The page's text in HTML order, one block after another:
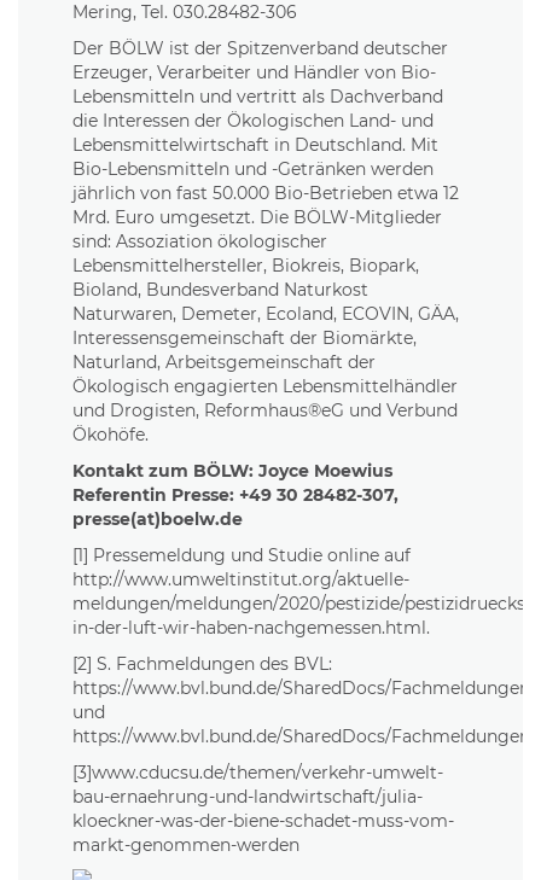
Mering, Tel. 030.28482-306
Der BÖLW ist der Spitzenverband deutscher
Erzeuger, Verarbeiter und Händler von Bio-
Lebensmitteln und vertritt als Dachverband
die Interessen der Ökologischen Land- und
Lebensmittelwirtschaft in Deutschland. Mit
Bio-Lebensmitteln und -Getränken werden
jährlich von fast 50.000 Bio-Betrieben etwa 12
Mrd. Euro umgesetzt. Die BÖLW-Mitglieder
sind: Assoziation ökologischer
Lebensmittelhersteller, Biokreis, Biopark,
Bioland, Bundesverband Naturkost
Naturwaren, Demeter, Ecoland, ECOVIN, GÄA,
Interessensgemeinschaft der Biomärkte,
Naturland, Arbeitsgemeinschaft der
Ökologisch engagierten Lebensmittelhändler
und Drogisten, Reformhaus®eG und Verbund
Ökohöfe.
Kontakt zum BÖLW: Joyce Moewius
Referentin Presse: +49 30 28482-307,
presse(at)boelw.de
[1] Pressemeldung und Studie online auf
http://www.umweltinstitut.org/aktuelle-
meldungen/meldungen/2020/pestizide/
in-der-luft-wir-haben-nachgemessen.html.
[2] S. Fachmeldungen des BVL:
https://www.bvl.bund.de/SharedDocs/
und
https://www.bvl.bund.de/SharedDocs/
[3]www.cducsu.de/themen/verkehr-umwelt-
bau-ernaehrung-und-landwirtschaft/julia-
kloeckner-was-der-biene-schadet-muss-vom-
markt-genommen-werden